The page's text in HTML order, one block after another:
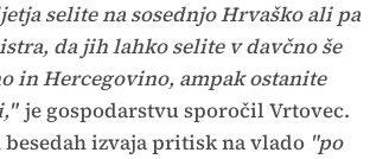
selite na sosednjo Hrvaško ali pa
da jih lahko selite v davčno še
in Hercegovino, ampak ostanite
je gospodarstvu sporočil Vrtovec.
izvaja pritisk na vlado "po